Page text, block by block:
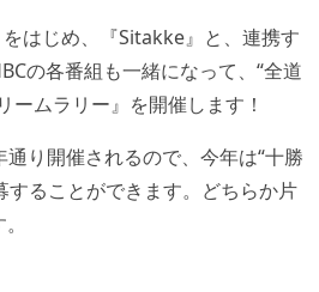
はじめ、『Sitakke』と、連携す
の各番組も一緒になって、“全道
ームラリー』を開催します！
通り開催されるので、今年は“十勝
することができます。どちらか片